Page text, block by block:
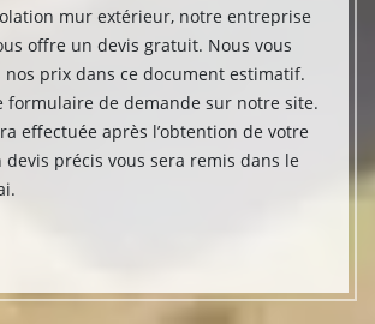
mur extérieur, notre entreprise
offre un devis gratuit. Nous vous
nos prix dans ce document estimatif.
formulaire de demande sur notre site.
effectuée après l’obtention de votre
devis précis vous sera remis dans le